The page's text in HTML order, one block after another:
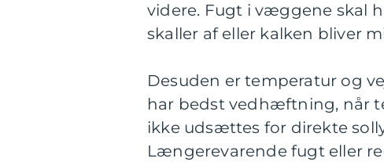
videre. Fugt i væggene skal
skaller af eller kalken bliver
Desuden er temperatur og
har bedst vedhæftning, når
ikke udsættes for direkte
Længerevarende fugt eller